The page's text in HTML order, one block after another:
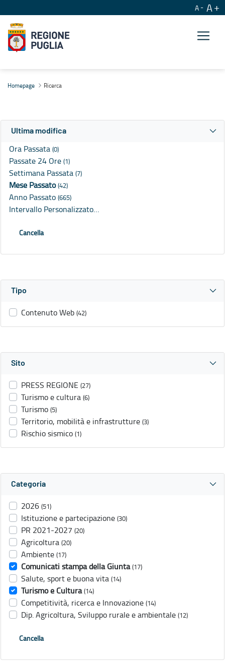
A A
Homepage Ricerca
Ultima modifica
Ora Passata (0)
Passate 24 Ore (1)
Settimana Passata (7)
Mese Passato(42)
Anno Passato (665)
Intervallo Personalizzato…
Cancella
Tipo
Contenuto Web (42)
Sito
PRESS REGIONE (27)
Turismo e cultura (6)
Turismo (5)
Territorio, mobilità e infrastrutture (3)
Rischio sismico (1)
Categoria
2026 (51)
Istituzione e partecipazione (30)
PR 2021-2027 (20)
Agricoltura (20)
Ambiente (17)
Comunicati stampa della Giunta (17)
Salute, sport e buona vita (14)
Turismo e Cultura (14)
Competitività, ricerca e Innovazione (14)
Dip. Agricoltura, Sviluppo rurale e ambientale (12)
Cancella